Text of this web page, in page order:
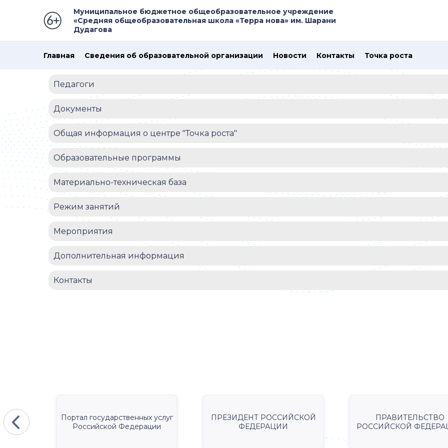
Муниципальное бюджетное общеобразовательное учреждение
«Средняя общеобразовательная школа «Терра нова» им. Шарани
Дудагова
Главная Сведения об образовательной организации Новости Контакты Точка роста
Педагоги
Документы
Общая информация о центре "Точка роста"
Образовательные программы
Материально-техническая база
Режим занятий
Мероприятия
Дополнительная информация
Контакты
Портал государственных услуг
Российской Федерации
ПРЕЗИДЕНТ РОССИЙСКОЙ
ФЕДЕРАЦИИ
ПРАВИТЕЛЬСТВО
РОССИЙСКОЙ